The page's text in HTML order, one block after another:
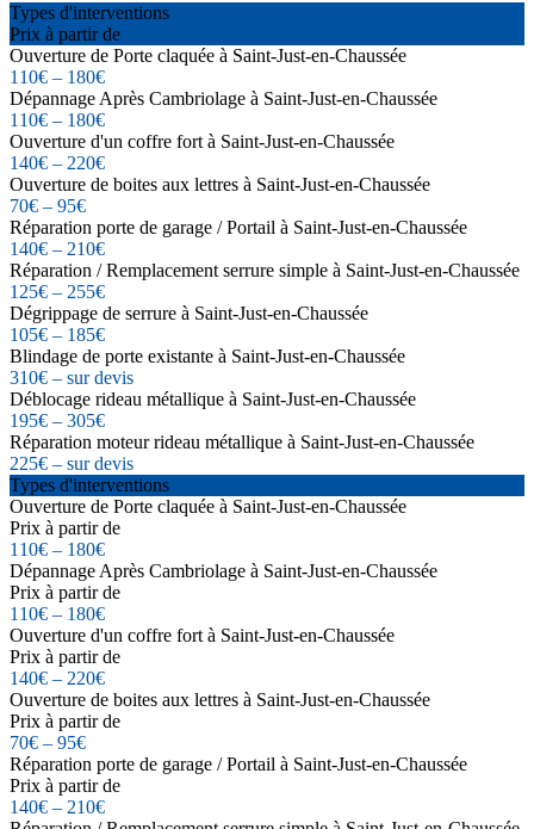
Types d'interventions
Prix à partir de
Ouverture de Porte claquée à Saint-Just-en-Chaussée
110€ – 180€
Dépannage Après Cambriolage à Saint-Just-en-Chaussée
110€ – 180€
Ouverture d'un coffre fort à Saint-Just-en-Chaussée
140€ – 220€
Ouverture de boites aux lettres à Saint-Just-en-Chaussée
70€ – 95€
Réparation porte de garage / Portail à Saint-Just-en-Chaussée
140€ – 210€
Réparation / Remplacement serrure simple à Saint-Just-en-Chaussée
125€ – 255€
Dégrippage de serrure à Saint-Just-en-Chaussée
105€ – 185€
Blindage de porte existante à Saint-Just-en-Chaussée
310€ – sur devis
Déblocage rideau métallique à Saint-Just-en-Chaussée
195€ – 305€
Réparation moteur rideau métallique à Saint-Just-en-Chaussée
225€ – sur devis
Types d'interventions
Ouverture de Porte claquée à Saint-Just-en-Chaussée
Prix à partir de
110€ – 180€
Dépannage Après Cambriolage à Saint-Just-en-Chaussée
Prix à partir de
110€ – 180€
Ouverture d'un coffre fort à Saint-Just-en-Chaussée
Prix à partir de
140€ – 220€
Ouverture de boites aux lettres à Saint-Just-en-Chaussée
Prix à partir de
70€ – 95€
Réparation porte de garage / Portail à Saint-Just-en-Chaussée
Prix à partir de
140€ – 210€